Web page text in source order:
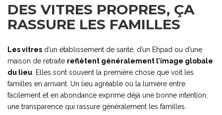
DES VITRES PROPRES, ÇA
RASSURE LES FAMILLES
Les vitres d’un établissement de santé, d’un Ehpad ou d’une
maison de retraite reflètent généralement l’image globale
du lieu . Elles sont souvent la première chose que voit les
familles en arrivant. Un lieu agréable où la lumière entre
facilement et en abondance exprime déjà une bonne intention,
une transparence qui rassure généralement les familles.